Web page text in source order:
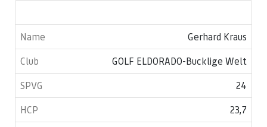
Gerhard Kraus
GOLF ELDORADO-Bucklige Welt
24
23,7